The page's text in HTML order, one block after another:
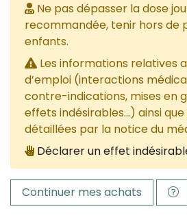
Ne pas dépasser la dose
recommandée, tenir hors de
enfants.
Les informations relatives
d’emploi (interactions
contre-indications, mises en
effets indésirables...) ainsi
détaillées par la notice du
Déclarer un effet
Continuer mes achats